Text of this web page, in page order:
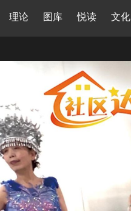
理论 图库 悦读 文化